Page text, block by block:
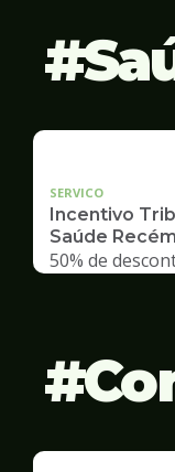
SERVICO
Incentivo
Saúde
50% de